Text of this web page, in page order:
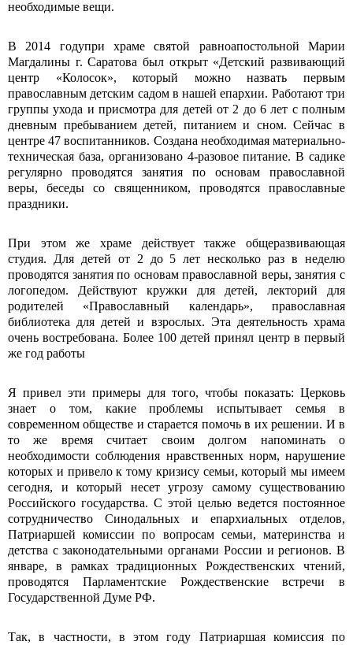
необходимые вещи.
В 2014 годупри храме святой равноапостольной Марии
Магдалины г. Саратова был открыт «Детский развивающий
центр «Колосок», который можно назвать первым
православным детским садом в нашей епархии. Работают три
группы ухода и присмотра для детей от 2 до 6 лет с полным
дневным пребыванием детей, питанием и сном. Сейчас в
центре 47 воспитанников. Создана необходимая материально-
техническая база, организовано 4-разовое питание. В садике
регулярно проводятся занятия по основам православной
веры, беседы со священником, проводятся православные
праздники.
При этом же храме действует также общеразвивающая
студия. Для детей от 2 до 5 лет несколько раз в неделю
проводятся занятия по основам православной веры, занятия с
логопедом. Действуют кружки для детей, лекторий для
родителей «Православный календарь», православная
библиотека для детей и взрослых. Эта деятельность храма
очень востребована. Более 100 детей принял центр в первый
же год работы
Я привел эти примеры для того, чтобы показать: Церковь
знает о том, какие проблемы испытывает семья в
современном обществе и старается помочь в их решении. И в
то же время считает своим долгом напоминать о
необходимости соблюдения нравственных норм, нарушение
которых и привело к тому кризису семьи, который мы имеем
сегодня, и который несет угрозу самому существованию
Российского государства. С этой целью ведется постоянное
сотрудничество Синодальных и епархиальных отделов,
Патриаршей комиссии по вопросам семьи, материнства и
детства с законодательными органами России и регионов. В
январе, в рамках традиционных Рождественских чтений,
проводятся Парламентские Рождественские встречи в
Государственной Думе РФ.
Так, в частности, в этом году Патриаршая комиссия по